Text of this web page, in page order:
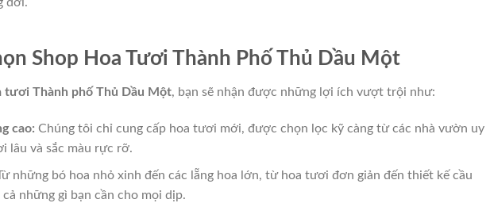
đời.
Shop Hoa Tươi Thành Phố Thủ Dầu Một
tươi Thành phố Thủ Dầu Một, bạn sẽ nhận được những lợi ích vượt trội như:
cao: Chúng tôi chỉ cung cấp hoa tươi mới, được chọn lọc kỹ càng từ các nhà vườn uy
lâu và sắc màu rực rỡ.
những bó hoa nhỏ xinh đến các lẵng hoa lớn, từ hoa tươi đơn giản đến thiết kế cầu
những gì bạn cần cho mọi dịp.